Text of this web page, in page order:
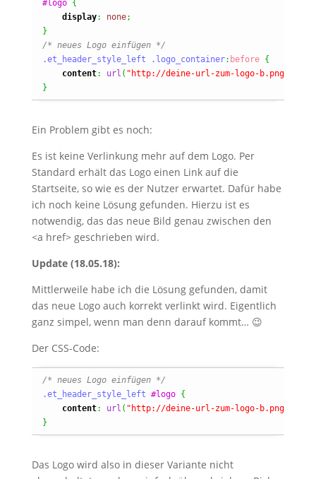
#logo {
display: none;
}
/* neues Logo einfügen */
.et_header_style_left
.logo_container: before {
content: url ( "http://deine-url-zum-logo-b.png"
}
Ein Problem gibt es noch:
Es ist keine Verlinkung mehr auf dem Logo. Per
Standard erhält das Logo einen Link auf die
Startseite, so wie es der Nutzer erwartet. Dafür habe
ich noch keine Lösung gefunden. Hierzu ist es
notwendig, das das neue Bild genau zwischen den
<a href> geschrieben wird.
Update (18.05.18):
Mittlerweile habe ich die Lösung gefunden, damit
das neue Logo auch korrekt verlinkt wird. Eigentlich
ganz simpel, wenn man denn darauf kommt… 😉
Der CSS-Code:
/* neues Logo einfügen */
.et_header_style_left #logo {
content: url ( "http://deine-url-zum-logo-b.png"
}
Das Logo wird also in dieser Variante nicht